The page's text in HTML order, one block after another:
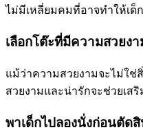
ไม่มีเหลี่ยมคมที่อาจทำให้เด็
เลือกโต๊ะที่มีความสวยงา
แม้ว่าความสวยงามจะไม่ใ
สวยงามและน่ารักจะช่วยเส
พาเด็กไปลองนั่งก่อนตัด